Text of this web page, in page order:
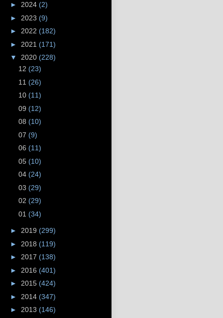
► 2024 (2)
► 2023 (9)
► 2022 (182)
► 2021 (171)
▼ 2020 (228)
12 (23)
11 (26)
10 (11)
09 (12)
08 (10)
07 (9)
06 (11)
05 (10)
04 (24)
03 (29)
02 (29)
01 (34)
► 2019 (299)
► 2018 (119)
► 2017 (138)
► 2016 (401)
► 2015 (424)
► 2014 (347)
► 2013 (146)